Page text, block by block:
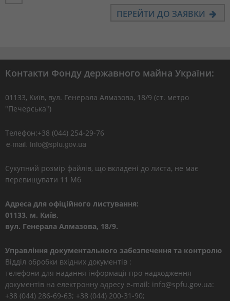
ПЕРЕЙТИ ДО ЗАЯВКИ
Контакти Фонду державного майна України:
01133, Kиїв, вул. Генерала Алмазова, 18/9 (ст. метро
"Печерська")
Телефон:+38 (044) 254-29-76
Сукупний розмір файлів, що вкладені до листа, не має
перевищувати 11 Мб
Адреса для офіційного листування:
01133, м. Київ,
вул. Генерала Алмазова, 18/9.
Управління документального забезпечення та контролю
Відділ обробки вхідних документів :
телефони для надання інформації про надходження
документів на електронну адресу e-mail: info@spfu.gov.ua:
+38 (044) 286-69-63; +38 (044) 200-31-90;